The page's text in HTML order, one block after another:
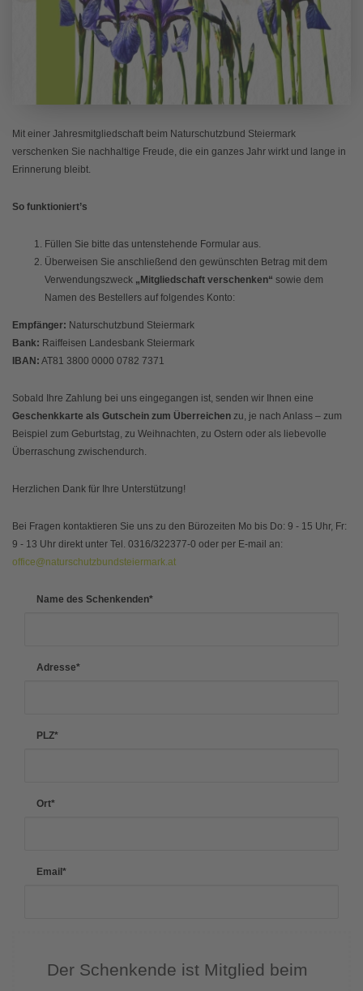
Mit einer Jahresmitgliedschaft beim Naturschutzbund Steiermark
verschenken Sie nachhaltige Freude, die ein ganzes Jahr wirkt und lange in
Erinnerung bleibt.
So funktioniert’s
Füllen Sie bitte das untenstehende Formular aus.
Überweisen Sie anschließend den gewünschten Betrag mit dem
Verwendungszweck „Mitgliedschaft verschenken“ sowie dem
Namen des Bestellers auf folgendes Konto:
Empfänger: Naturschutzbund Steiermark
Bank: Raiffeisen Landesbank Steiermark
IBAN: AT81 3800 0000 0782 7371
Sobald Ihre Zahlung bei uns eingegangen ist, senden wir Ihnen eine
Geschenkkarte als Gutschein zum Überreichen zu, je nach Anlass – zum
Beispiel zum Geburtstag, zu Weihnachten, zu Ostern oder als liebevolle
Überraschung zwischendurch.
Herzlichen Dank für Ihre Unterstützung!
Bei Fragen kontaktieren Sie uns zu den Bürozeiten Mo bis Do: 9 - 15 Uhr, Fr:
9 - 13 Uhr direkt unter Tel. 0316/322377-0 oder per E-mail an:
office@naturschutzbundsteiermark.at
Name des Schenkenden*
Adresse*
PLZ*
Ort*
Email *
Der Schenkende ist Mitglied beim